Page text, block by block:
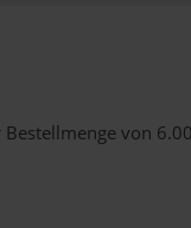
Bestellmenge von